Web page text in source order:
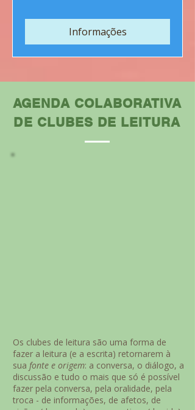
Informações
AGENDA COLABORATIVA
DE CLUBES DE LEITURA
Os clubes de leitura são uma forma de
fazer a leitura (e a escrita) retornarem à
sua fonte e origem: a conversa, o diálogo, a
discussão e tudo o mais que só é possível
fazer pela conversa, pela oralidade, pela
troca - de informações, de afetos, de